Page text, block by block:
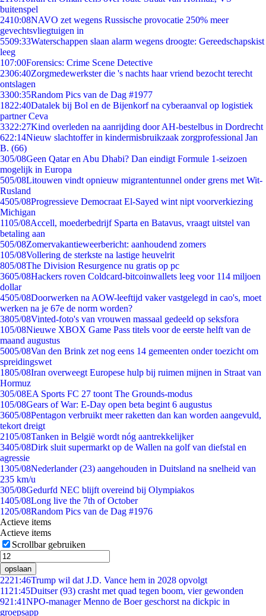
buitenspel
2410:08NAVO zet wegens Russische provocatie 250% meer
gevechtsvliegtuigen in
5509:33Waterschappen slaan alarm wegens droogte: Gereedschapskist
leeg
107:00Forensics: Crime Scene Detective
2306:40Zorgmedewerkster die 's nachts haar vriend bezocht terecht
ontslagen
3300:35Random Pics van de Dag #1977
1822:40Datalek bij Bol en de Bijenkorf na cyberaanval op logistiek
partner Ceva
3322:27Kind overleden na aanrijding door AH-bestelbus in Dordrecht
622:14Nieuw slachtoffer in kindermisbruikzaak zorgprofessional Jan
B. (66)
305/08Geen Qatar en Abu Dhabi? Dan eindigt Formule 1-seizoen
mogelijk in Europa
505/08Litouwen vindt opnieuw migrantentunnel onder grens met Wit-
Rusland
4505/08Progressieve Democraat El-Sayed wint nipt voorverkiezing
Michigan
1105/08Accell, moederbedrijf Sparta en Batavus, vraagt uitstel van
betaling aan
505/08Zomervakantieweerbericht: aanhoudend zomers
105/08Vollering de sterkste na lastige heuvelrit
805/08The Division Resurgence nu gratis op pc
3605/08Hackers roven Coldcard-bitcoinwallets leeg voor 114 miljoen
dollar
4505/08Doorwerken na AOW-leeftijd vaker vastgelegd in cao's, moet
werken na je 67e de norm worden?
3805/08Vinted-foto's van vrouwen massaal gedeeld op seksfora
105/08Nieuwe XBOX Game Pass titels voor de eerste helft van de
maand augustus
5005/08Van den Brink zet nog eens 14 gemeenten onder toezicht om
spreidingswet
1805/08Iran overweegt Europese hulp bij ruimen mijnen in Straat van
Hormuz
305/08EA Sports FC 27 toont The Grounds-modus
105/08Gears of War: E-Day open beta begint 6 augustus
3605/08Pentagon verbruikt meer raketten dan kan worden aangevuld,
tekort dreigt
2105/08Tanken in België wordt nóg aantrekkelijker
3405/08Dirk sluit supermarkt op de Wallen na golf van diefstal en
agressie
1305/08Nederlander (23) aangehouden in Duitsland na snelheid van
235 km/u
305/08Gedurfd NEC blijft overeind bij Olympiakos
1405/08Long live the 7th of October
1205/08Random Pics van de Dag #1976
Actieve items
Actieve items
Scrollbar gebruiken
opslaan
2221:46Trump wil dat J.D. Vance hem in 2028 opvolgt
11 21:45Duitser (93) crasht met quad tegen boom, vier gewonden
921:41NPO-manager Menno de Boer geschorst na dickpic in
groepsapp